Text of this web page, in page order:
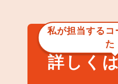
私が担当するコ
た
詳しく